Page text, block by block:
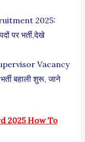
2025:
पर भर्ती,देखे
Vacancy
बहाली शुरू, जाने
2025 How To